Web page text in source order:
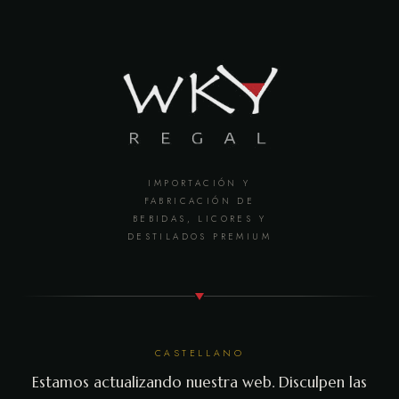
IMPORTACIÓN Y
FABRICACIÓN DE
BEBIDAS, LICORES Y
DESTILADOS PREMIUM
CASTELLANO
Estamos actualizando nuestra web. Disculpen las